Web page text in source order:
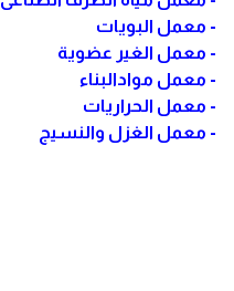
- معمل البويات
- معمل الغير عضوية
- معمل موادالبناء
- معمل الحراريات
- معمل الغزل والنسيج